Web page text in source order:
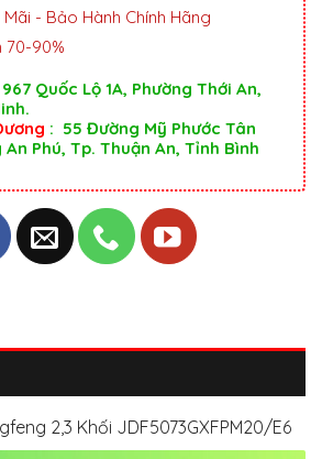
Mãi - Bảo Hành Chính Hãng
70-90%
967 Quốc Lộ 1A, Phường Thới An,
: 55 Đường Mỹ Phước Tân
An Phú, Tp. Thuận An, Tỉnh Bình
2,3 Khối JDF5073GXFPM20/E6